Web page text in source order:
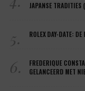
JAPANSE TRADITIES
5. ROLEX DAY-DATE:
6.
FREDERIQUE
GELANCEERD MET